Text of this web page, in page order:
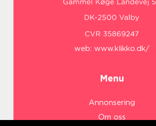
web: www.klikko.dk/
Menu
Annonsering
Om oss